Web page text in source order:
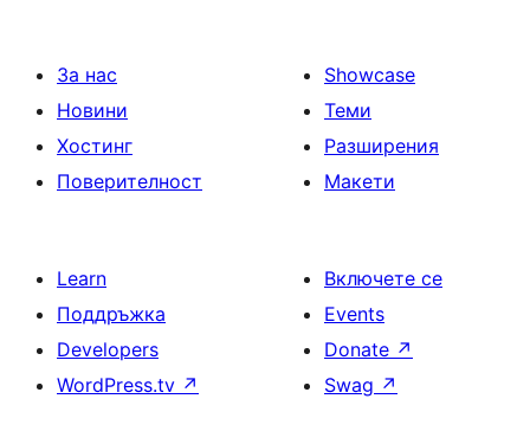
За нас
Новини
Хостинг
Поверителност
Showcase
Теми
Разширения
Макети
Learn
Поддръжка
Developers
WordPress.tv ↗
Включете се
Events
Donate ↗
Swag ↗